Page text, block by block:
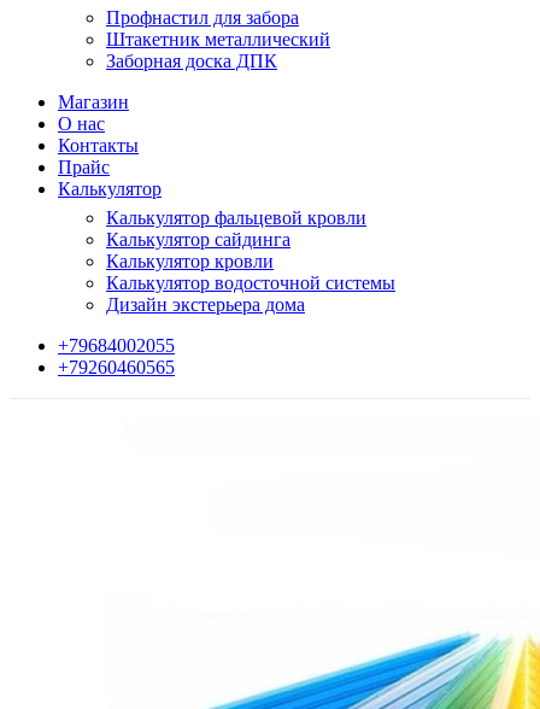
Профнастил для забора
Штакетник металлический
Заборная доска ДПК
Магазин
О нас
Контакты
Прайс
Калькулятор
Калькулятор фальцевой кровли
Калькулятор сайдинга
Калькулятор кровли
Калькулятор водосточной системы
Дизайн экстерьера дома
+79684002055
+79260460565